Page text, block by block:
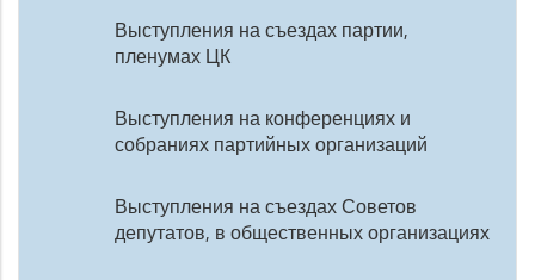
Выступления на съездах партии,
пленумах ЦК
Выступления на конференциях и
собраниях партийных организаций
Выступления на съездах Советов
депутатов, в общественных организациях